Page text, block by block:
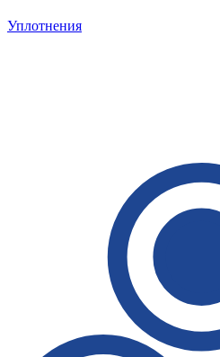
Уплотнения